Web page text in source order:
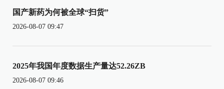
国产新药为何被全球“扫货”
2026-08-07 09:47
2025年我国年度数据生产量达52.26ZB
2026-08-07 09:46